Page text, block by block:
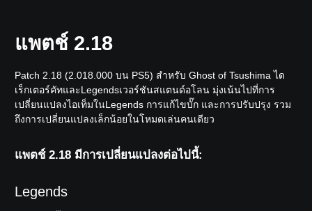
แพตช์ 2.18
Patch 2.18 (2.018.000 บน PS5) สำหรับ Ghost of Tsushima ได
เร็กเตอร์คัทและLegendsเวอร์ชันสแตนด์อโลน มุ่งเน้นไปที่การ
เปลี่ยนแปลงไอเท็มในLegends การแก้ไขบั๊ก และการปรับปรุง รวม
ถึงการเปลี่ยนแปลงเล็กน้อยในโหมดเล่นคนเดียว
แพตช์ 2.18 มีการเปลี่ยนแปลงต่อไปนี้:
Legends